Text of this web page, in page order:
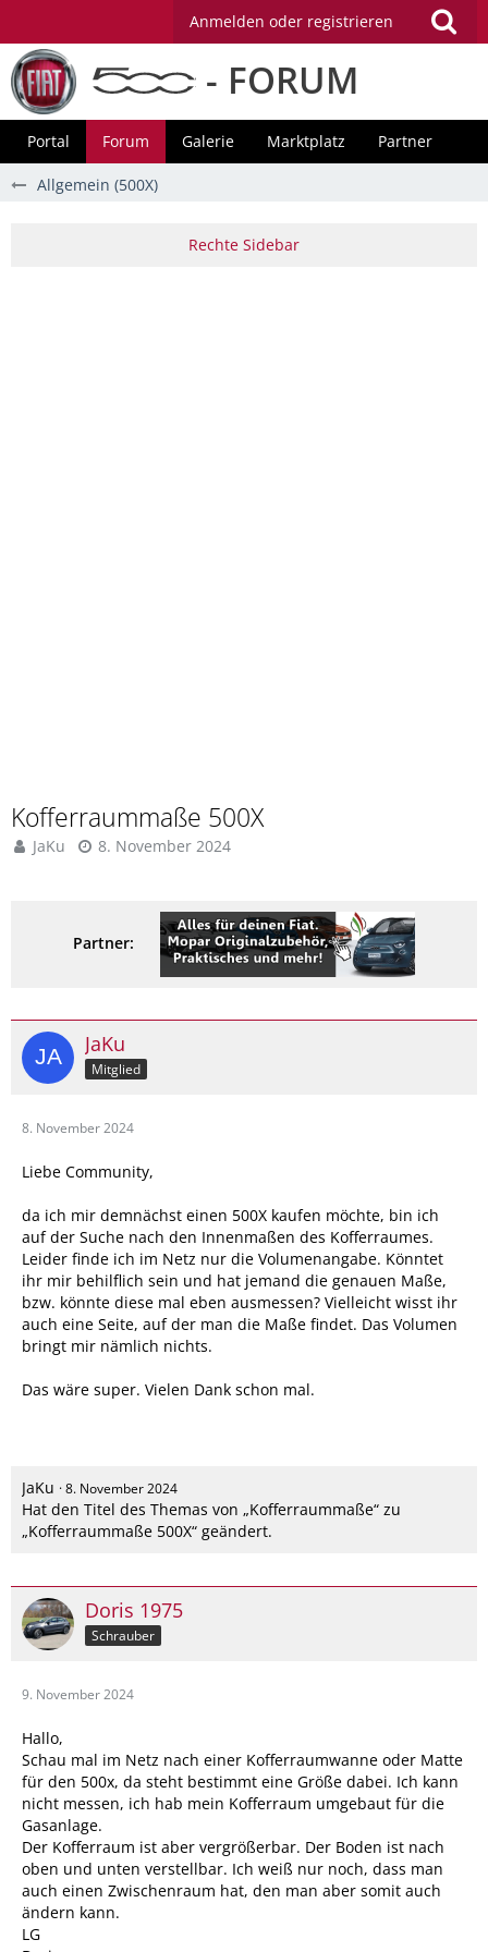
Anmelden oder registrieren
- FORUM
Portal Forum Galerie Marktplatz Partner
Allgemein (500X)
Kofferraummaße 500X
JaKu 8. November 2024
Partner:
JaKu
Mitglied
8. November 2024
Liebe Community,
da ich mir demnächst einen 500X kaufen möchte, bin ich
auf der Suche nach den Innenmaßen des Kofferraumes.
Leider finde ich im Netz nur die Volumenangabe. Könntet
ihr mir behilflich sein und hat jemand die genauen Maße,
bzw. könnte diese mal eben ausmessen? Vielleicht wisst ihr
auch eine Seite, auf der man die Maße findet. Das Volumen
bringt mir nämlich nichts.
Das wäre super. Vielen Dank schon mal.
JaKu 8. November 2024
Hat den Titel des Themas von „Kofferraummaße“ zu
„Kofferraummaße 500X“ geändert.
Doris 1975
Schrauber
9. November 2024
Hallo,
Schau mal im Netz nach einer Kofferraumwanne oder Matte
für den 500x, da steht bestimmt eine Größe dabei. Ich kann
nicht messen, ich hab mein Kofferraum umgebaut für die
Gasanlage.
Der Kofferraum ist aber vergrößerbar. Der Boden ist nach
oben und unten verstellbar. Ich weiß nur noch, dass man
auch einen Zwischenraum hat, den man aber somit auch
ändern kann.
LG